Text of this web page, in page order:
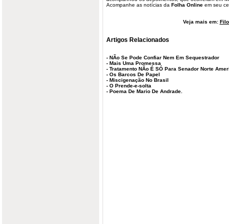
Acompanhe as notícias da Folha Online em seu
Veja mais em:
Artigos Relacionados
- NÃo Se Pode Confiar Nem Em Sequestrador
- Mais Uma Promessa
- Tratamento NÃo É SÓ Para Senador Norte
- Os Barcos De Papel
- Miscigenação No Brasil
- O Prende-e-solta
- Poema De Mario De Andrade.